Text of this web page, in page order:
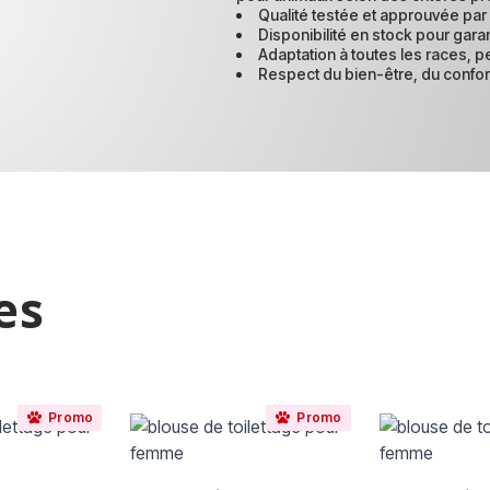
Qualité testée et approuvée
Disponibilité en stock pour
Adaptation à toutes les races,
Respect du bien-être, du
l'aide de la touche de tabulation. Vous pouvez sauter le
Promo Promo